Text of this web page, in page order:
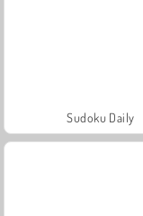
Sudoku Daily